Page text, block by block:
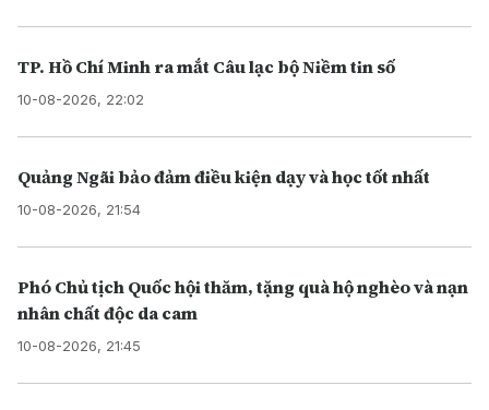
TP. Hồ Chí Minh ra mắt Câu lạc bộ Niềm tin số
10-08-2026, 22:02
Quảng Ngãi bảo đảm điều kiện dạy và học tốt nhất
10-08-2026, 21:54
Phó Chủ tịch Quốc hội thăm, tặng quà hộ nghèo và nạn
nhân chất độc da cam
10-08-2026, 21:45